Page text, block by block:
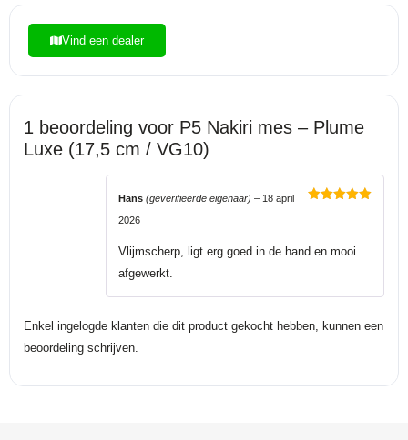
Vind een dealer
1 beoordeling voor P5 Nakiri mes – Plume
Luxe (17,5 cm / VG10)
Hans (geverifieerde eigenaar) – 18 april
2026
Vlijmscherp, ligt erg goed in de hand en mooi
afgewerkt.
Enkel ingelogde klanten die dit product gekocht hebben, kunnen een
beoordeling schrijven.